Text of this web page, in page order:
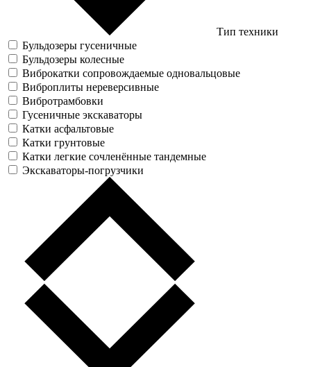
Тип техники
Бульдозеры гусеничные
Бульдозеры колесные
Виброкатки сопровождаемые одновальцовые
Виброплиты нереверсивные
Вибротрамбовки
Гусеничные экскаваторы
Катки асфальтовые
Катки грунтовые
Катки легкие сочленённые тандемные
Экскаваторы-погрузчики